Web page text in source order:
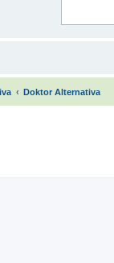
Doktor Alternativa